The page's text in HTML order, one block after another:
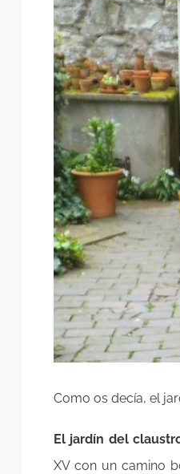
Como os decía, el
El jardín del
XV con un camino